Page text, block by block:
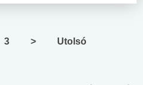
3 > Utolsó